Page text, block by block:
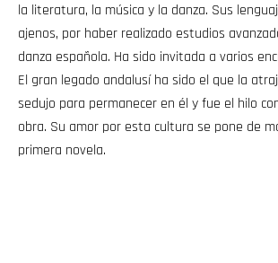
la literatura, la música y la danza. Sus
ajenos, por haber realizado estudios
danza española. Ha sido invitada a varios
El gran legado andalusí ha sido el que la
sedujo para permanecer en él y fue el hilo
obra. Su amor por esta cultura se pone de
primera novela.